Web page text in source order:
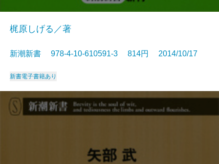
梶原しげる／著
新潮新書 978-4-10-610591-3 814円 2014/10/17
新書電子書籍あり